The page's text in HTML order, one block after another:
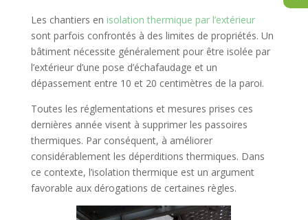
Les chantiers en isolation thermique par l’extérieur
sont parfois confrontés à des limites de propriétés. Un
bâtiment nécessite généralement pour être isolée par
l’extérieur d’une pose d’échafaudage et un
dépassement entre 10 et 20 centimètres de la paroi.
Toutes les réglementations et mesures prises ces
dernières année visent à supprimer les passoires
thermiques. Par conséquent, à améliorer
considérablement les déperditions thermiques. Dans
ce contexte, l’isolation thermique est un argument
favorable aux dérogations de certaines règles.